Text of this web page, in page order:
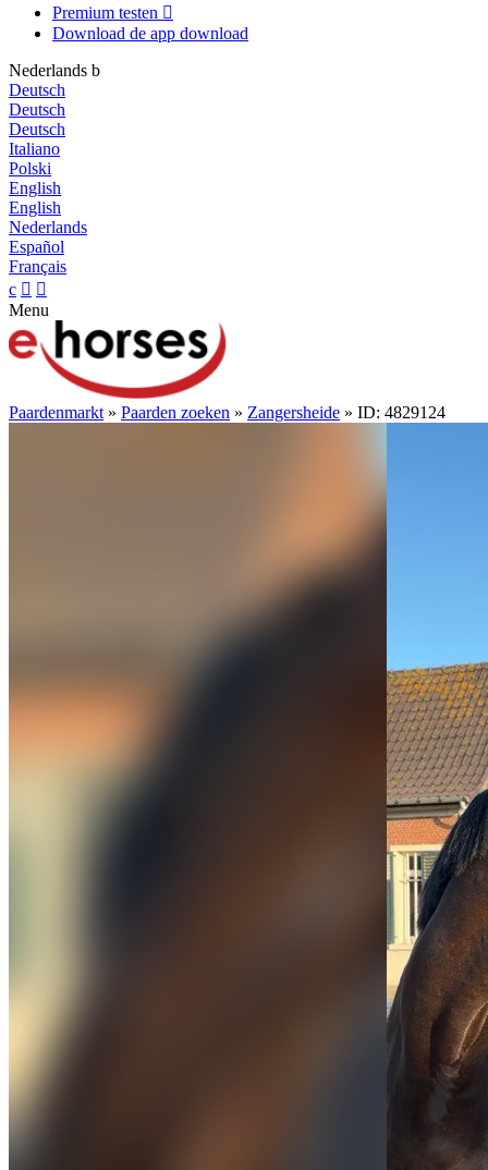
Premium testen 
Download de app download
Nederlands b
Deutsch
Deutsch
Deutsch
Italiano
Polski
English
English
Nederlands
Español
Français
c  
Menu
Paardenmarkt » Paarden zoeken » Zangersheide » ID: 4829124